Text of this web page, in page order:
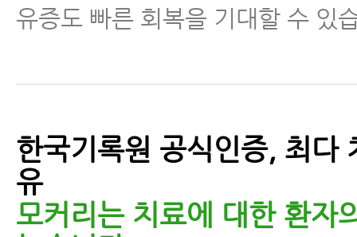
유증도 빠른 회복을 기대할 수 있
한국기록원 공식인증, 최다
유
모커리는 치료에 대한 환자